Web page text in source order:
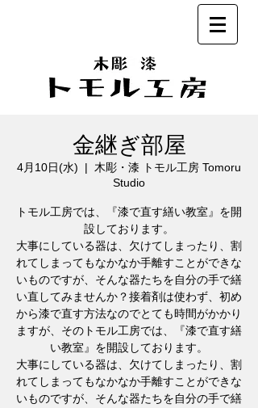
金継ぎ部屋
4月10日(水)
  |
木彫・漆 トモル工房 Tomoru
Studio
トモル工房では、『漆で直す繕い教室』を開
設しております。
大事にしている器は、欠けてしまったり、割
れてしまってもなかなか手離すことができな
いものですが、そんな器たちを自分の手で繕
い直してみませんか？接着剤は使わず、初め
から漆で直す方法なのでとても時間がかかり
ますが、そのトモル工房では、『漆で直す繕
い教室』を開設しております。
大事にしている器は、欠けてしまったり、割
れてしまってもなかなか手離すことができな
いものですが、そんな器たちを自分の手で繕